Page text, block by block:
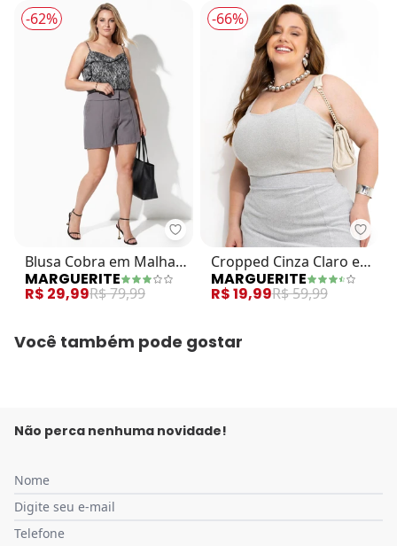
-62%
Marguerite - Blusa Cobra em
Blusa Cobra em Malha
Fria
MARGUERITE
R$ 29,99R$ 79,99
-66%
Cropped Cinza Claro em
Malha Piquet
MARGUERITE
R$ 19,99R$ 59,99
Você também pode gostar
Não perca nenhuma novidade!
Nome
Digite seu e-mail
Telefone